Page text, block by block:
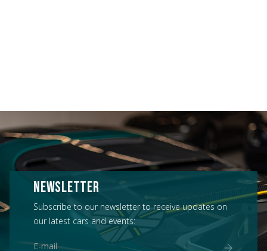
NEWSLETTER
Subscribe to our newsletter to receive updates on
our latest cars and events: